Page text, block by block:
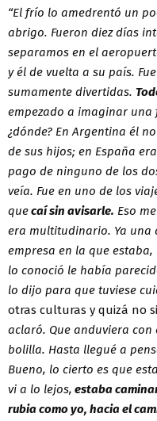
“El frío lo amedrentó un
abrigo. Fueron diez días
separamos en el
y él de vuelta a su país.
sumamente divertidas.
empezado a imaginar una
¿dónde? En Argentina él
de sus hijos; en España
pago de ninguno de los
veía. Fue en uno de los
quecaí sin avisarle. Eso
era multitudinario. Ya una
empresa en la que
lo conoció le había
lo dijo para que tuviese
otras culturas y quizá no
aclaró. Que anduviera
bolilla. Hasta llegué a
Bueno, lo cierto es que
vi a lo lejos, estaba
rubia como yo, hacia el